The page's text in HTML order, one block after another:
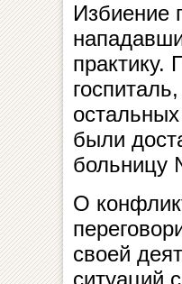
Избиение
практику.
были
больницу
О
своей
ситуаций